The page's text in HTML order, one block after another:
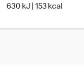
630 kJ | 153 kcal